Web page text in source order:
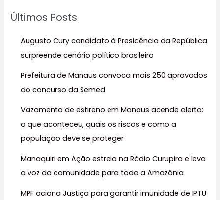
iÚltimos Posts
Augusto Cury candidato à Presidência da República
surpreende cenário político brasileiro
Prefeitura de Manaus convoca mais 250 aprovados
do concurso da Semed
Vazamento de estireno em Manaus acende alerta:
o que aconteceu, quais os riscos e como a
população deve se proteger
Manaquiri em Ação estreia na Rádio Curupira e leva
a voz da comunidade para toda a Amazônia
MPF aciona Justiça para garantir imunidade de IPTU